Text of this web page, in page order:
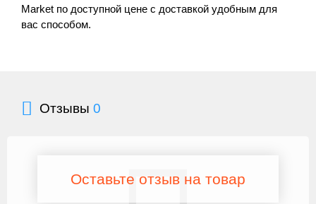
Market по доступной цене с доставкой удобным для
вас способом.
Отзывы 0
Оставьте отзыв на товар